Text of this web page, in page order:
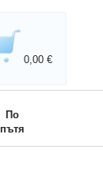
0,00 €
По
пътя